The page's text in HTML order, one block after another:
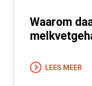
Waarom
LEES MEER